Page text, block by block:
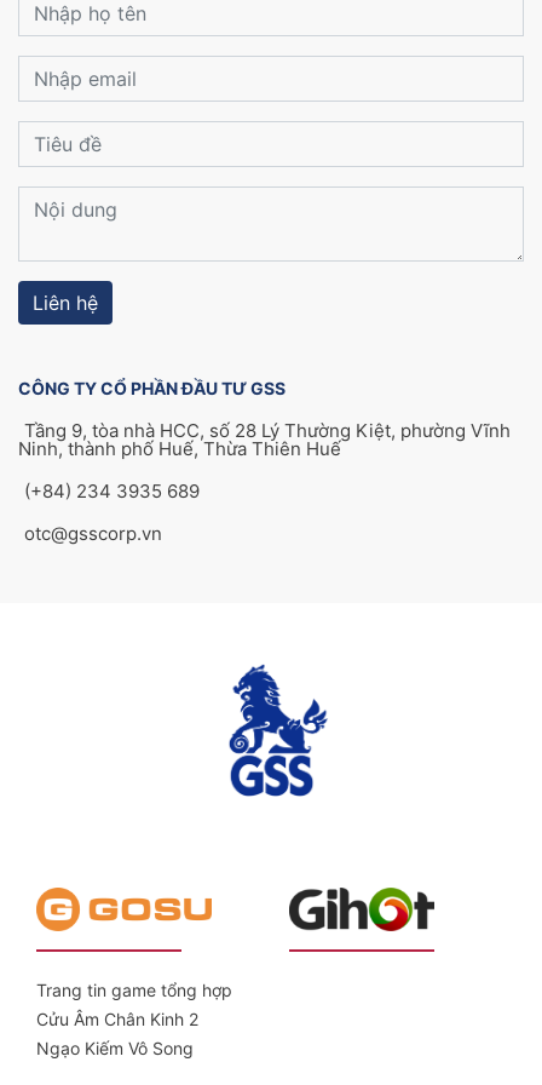
Liên hệ
CÔNG TY CỔ PHẦN ĐẦU TƯ GSS
Tầng 9, tòa nhà HCC, số 28 Lý Thường Kiệt, phường Vĩnh
Ninh, thành phố Huế, Thừa Thiên Huế
(+84) 234 3935 689
otc@gsscorp.vn
Trang tin game tổng hợp
Cửu Âm Chân Kinh 2
Ngạo Kiếm Vô Song